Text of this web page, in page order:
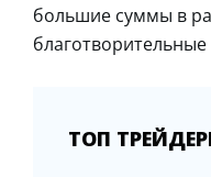
большие суммы в
ТОП